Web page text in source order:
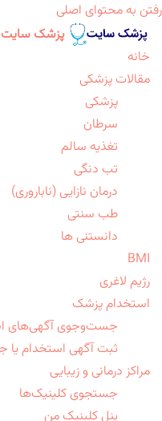
رفتن به محتوای اصلی
پزشک سایت
خانه
مقالات پزشکی
پزشکی
سرطان
تغذیه سالم
تب دنگی
درمان نازایی (ناباروری)
طب سنتی
دانستنی ها
BMI
رژیم لاغری
استخدام پزشک
جست‌وجوی آگهی‌های
ثبت آگهی استخدام یا
مراکز درمانی و زیبایی
جستجوی کلینیک‌ها
پنل کلینیک من